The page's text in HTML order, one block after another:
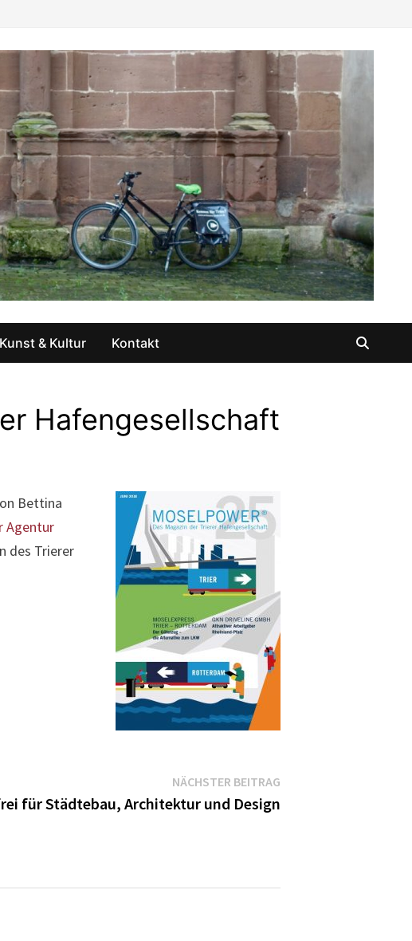
Kunst & Kultur Kontakt
Hafengesellschaft
Bettina
Agentur
des Trierer
NÄCHSTER BEITRAGNächster
Beitrag:
für Städtebau, Architektur und Design